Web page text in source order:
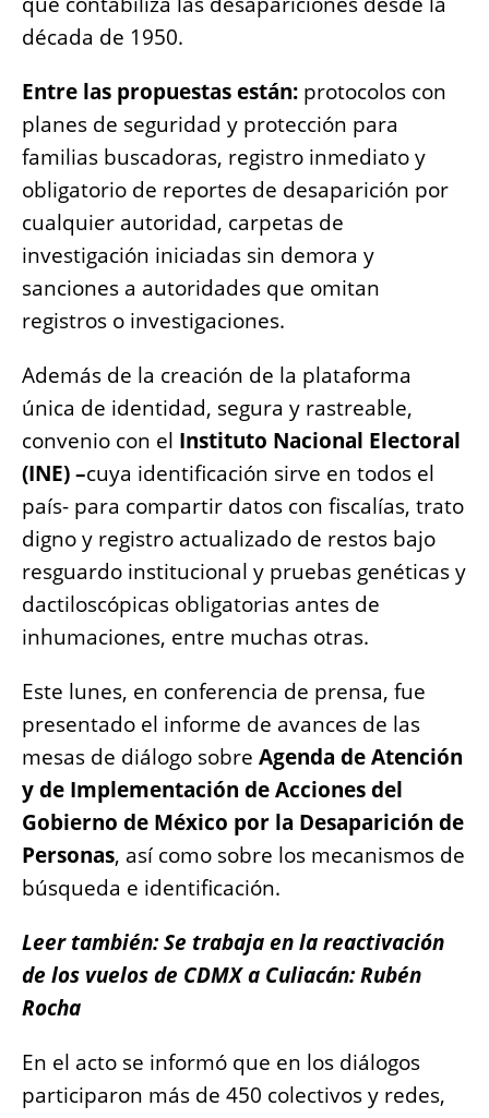
década de 1950.
Entre las propuestas están: protocolos con
planes de seguridad y protección para
familias buscadoras, registro inmediato y
obligatorio de reportes de desaparición por
cualquier autoridad, carpetas de
investigación iniciadas sin demora y
sanciones a autoridades que omitan
registros o investigaciones.
Además de la creación de la plataforma
única de identidad, segura y rastreable,
convenio con el Instituto Nacional Electoral
(INE) –cuya identificación sirve en todos el
país- para compartir datos con fiscalías, trato
digno y registro actualizado de restos bajo
resguardo institucional y pruebas genéticas y
dactiloscópicas obligatorias antes de
inhumaciones, entre muchas otras.
Este lunes, en conferencia de prensa, fue
presentado el informe de avances de las
mesas de diálogo sobre Agenda de Atención
y de Implementación de Acciones del
Gobierno de México por la Desaparición de
Personas, así como sobre los mecanismos de
búsqueda e identificación.
Leer también: Se trabaja en la reactivación
de los vuelos de CDMX a Culiacán: Rubén
Rocha
En el acto se informó que en los diálogos
participaron más de 450 colectivos y redes,